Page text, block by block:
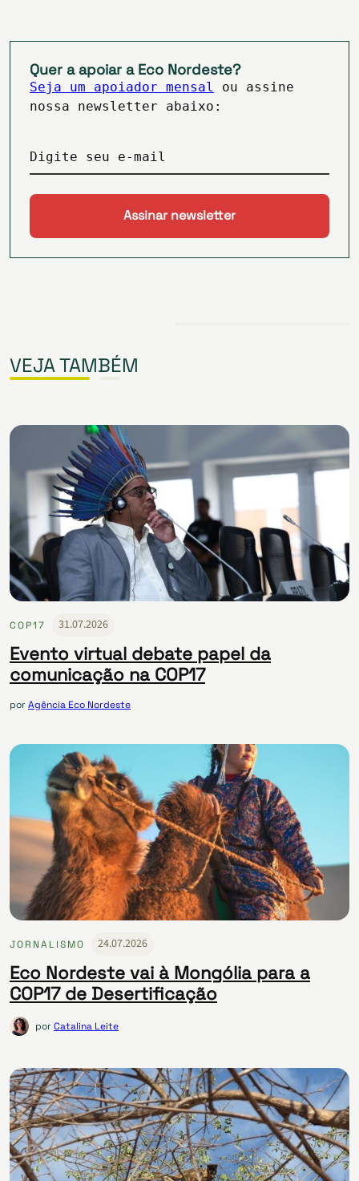
Quer a apoiar a Eco Nordeste?
Seja um apoiador mensal
ou assine
nossa newsletter abaixo:
Digite seu e-mail
VEJA TAMBÉM
COP17 31.07.2026
Evento virtual debate papel da
comunicação na COP17
porAgência Eco Nordeste
JORNALISMO 24.07.2026
Eco Nordeste vai à Mongólia para a
COP17 de Desertificação
porCatalina Leite